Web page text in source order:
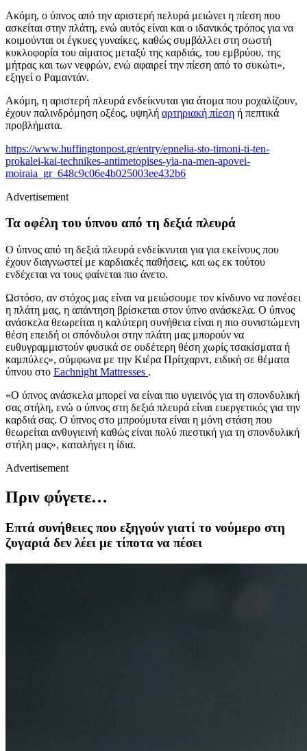
Ακόμη, ο ύπνος από την αριστερή πελυρά μειώνει η πίεση που
ασκείται στην πλάτη, ενώ αυτός είναι και ο ιδανικός τρόπος για να
κοιμούνται οι έγκυες γυναίκες, καθώς συμβάλλει στη σωστή
κυκλοφορία του αίματος μεταξύ της καρδιάς, του εμβρύου, της
μήτρας και των νεφρών, ενώ αφαιρεί την πίεση από το συκώτι»,
εξηγεί ο Ραμαντάν.
Ακόμη, η αριστερή πλευρά ενδείκνυται για άτομα που ροχαλίζουν,
έχουν παλινδρόμηση οξέος, υψηλή αρτηριακή πίεση ή πεπτικά
προβλήματα.
https://www.huffingtonpost.gr/entry/epnelia-sto-timoni-ti-ten-
prokalei-kai-technikes-antimetopises-yia-na-men-apovei-
moiraia_gr_648c9c06e4b025003ee432b6
Advertisement
Τα οφέλη του ύπνου από τη δεξιά πλευρά
Ο ύπνος από τη δεξιά πλευρά ενδείκνυται για για εκείνους που
έχουν διαγνωστεί με καρδιακές παθήσεις, και ως εκ τούτου
ενδέχεται να τους φαίνεται πιο άνετο.
Ωστόσο, αν στόχος μας είναι να μειώσουμε τον κίνδυνο να πονέσει
η πλάτη μας, η απάντηση βρίσκεται στον ύπνο ανάσκελα. Ο ύπνος
ανάσκελα θεωρείται η καλύτερη συνήθεια είναι η πιο συνιστώμενη
θέση επειδή οι σπόνδυλοι στην πλάτη μας μπορούν να
ευθυγραμμιστούν φυσικά σε ουδέτερη θέση χωρίς τσακίσματα ή
καμπύλες», σύμφωνα με την Κιέρα Πρίτχαρντ, ειδική σε θέματα
ύπνου στο Eachnight Mattresses .
«Ο ύπνος ανάσκελα μπορεί να είναι πιο υγιεινός για τη σπονδυλική
σας στήλη, ενώ ο ύπνος στη δεξιά πλευρά είναι ευεργετικός για την
καρδιά σας. Ο ύπνος στο μπρούμυτα είναι η μόνη στάση που
θεωρείται ανθυγιεινή καθώς είναι πολύ πιεστική για τη σπονδυλική
στήλη μας», καταλήγει η ίδια.
Advertisement
Πριν φύγετε…
Eπτά συνήθειες που εξηγούν γιατί το νούμερο στη
ζυγαριά δεν λέει με τίποτα να πέσει